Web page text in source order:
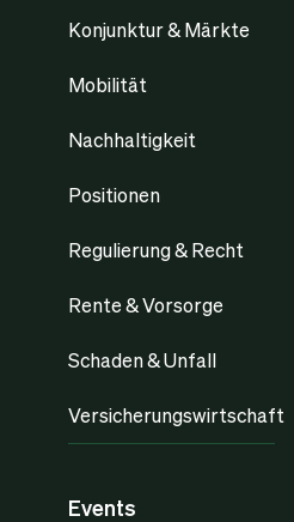
Konjunktur & Märkte
Mobilität
Nachhaltigkeit
Positionen
Regulierung & Recht
Rente & Vorsorge
Schaden & Unfall
Versicherungswirtschaft
Events